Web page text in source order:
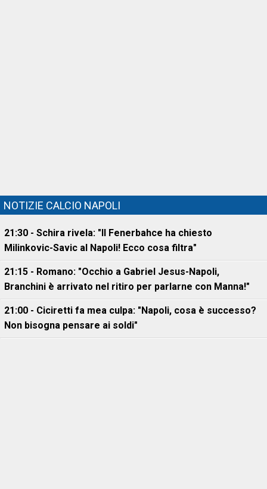
NOTIZIE CALCIO NAPOLI
21:30 - Schira rivela: "Il Fenerbahce ha chiesto
Milinkovic-Savic al Napoli! Ecco cosa filtra"
21:15 - Romano: "Occhio a Gabriel Jesus-Napoli,
Branchini è arrivato nel ritiro per parlarne con Manna!"
21:00 - Ciciretti fa mea culpa: "Napoli, cosa è successo?
Non bisogna pensare ai soldi"